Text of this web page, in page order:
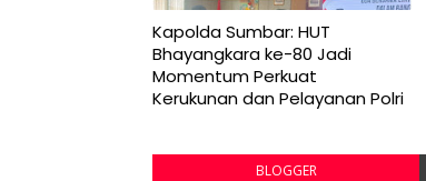
Kapolda Sumbar: HUT
Bhayangkara ke-80 Jadi
Momentum Perkuat
Kerukunan dan Pelayanan Polri
BLOGGER